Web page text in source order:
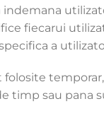
fiecarui
a
folosite
timp sau pana